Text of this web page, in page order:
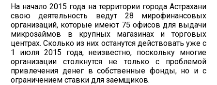
На начало 2015 года на территории города Астрахани
свою деятельность ведут 28 мирофинансовых
организаций, которые имеют 75 офисов для выдачи
микрозаймов в крупных магазинах и торговых
центрах. Сколько из них останутся действовать уже с
1 июля 2015 года, неизвестно, поскольку многие
организации столкнутся не только с проблемой
привлечения денег в собственные фонды, но и с
ограничением ставки для заемщиков.